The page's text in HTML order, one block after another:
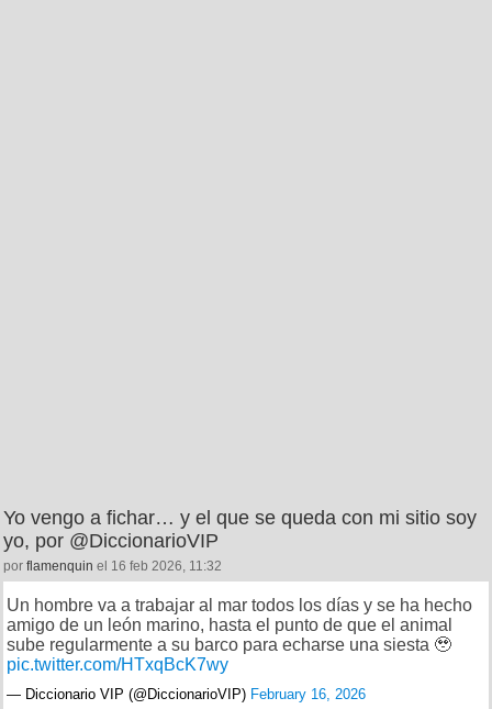
Yo vengo a fichar… y el que se queda con mi sitio soy
yo, por @DiccionarioVIP
por flamenquin el 16 feb 2026, 11:32
Un hombre va a trabajar al mar todos los días y se ha hecho
amigo de un león marino, hasta el punto de que el animal
sube regularmente a su barco para echarse una siesta 🥹
pic.twitter.com/HTxqBcK7wy
— Diccionario VIP (@DiccionarioVIP) February 16, 2026